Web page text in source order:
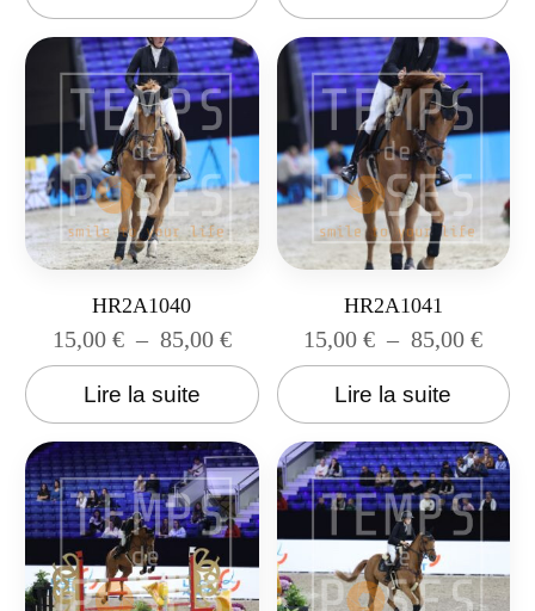
HR2A1040
15,00 € – 85,00 €
Lire la suite
HR2A1041
15,00€ – 85,00€
Lire la suite